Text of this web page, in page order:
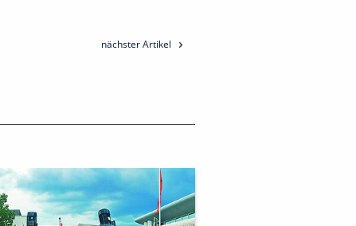
nächster Artikel